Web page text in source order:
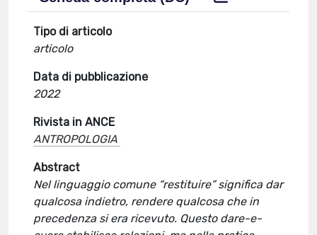
Tipo di articolo
articolo
Data di pubblicazione
2022
Rivista in ANCE
ANTROPOLOGIA
Abstract
Nel linguaggio comune “restituire” significa dar
qualcosa indietro, rendere qualcosa che in
precedenza si era ricevuto. Questo dare-e-